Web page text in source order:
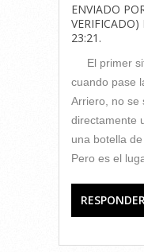
ENVIADO
VERIFICADO)
23:21 .
El primer
cuando pase
Arriero, no se
directamente
una botella
Pero es el